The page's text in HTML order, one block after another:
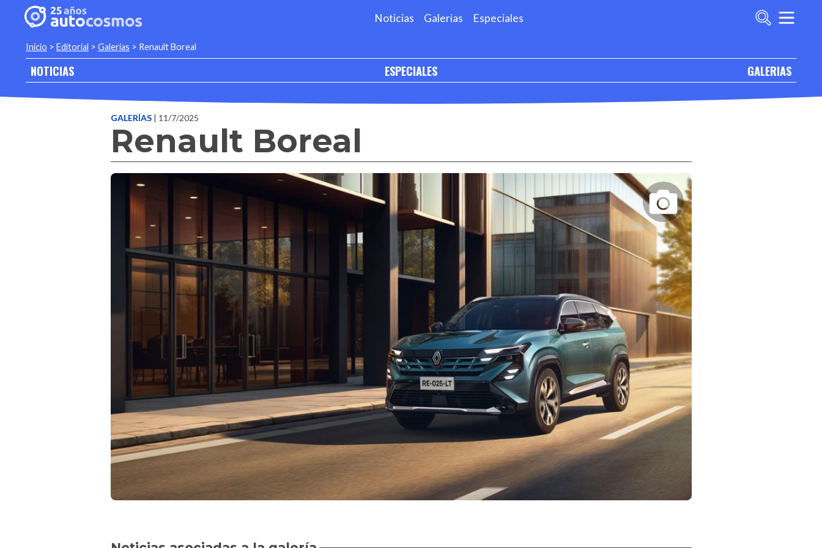
Noticias Galerias Especiales
Inicio > Editorial > Galerias > Renault Boreal
NOTICIAS ESPECIALES GALERIAS
GALERÍAS | 11/7/2025
Renault Boreal